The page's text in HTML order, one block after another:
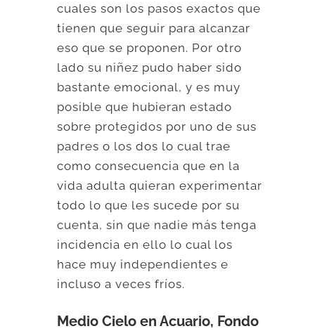
cuales son los pasos exactos que
tienen que seguir para alcanzar
eso que se proponen. Por otro
lado su niñez pudo haber sido
bastante emocional, y es muy
posible que hubieran estado
sobre protegidos por uno de sus
padres o los dos lo cual trae
como consecuencia que en la
vida adulta quieran experimentar
todo lo que les sucede por su
cuenta, sin que nadie más tenga
incidencia en ello lo cual los
hace muy independientes e
incluso a veces fríos.
Medio Cielo en Acuario, Fondo